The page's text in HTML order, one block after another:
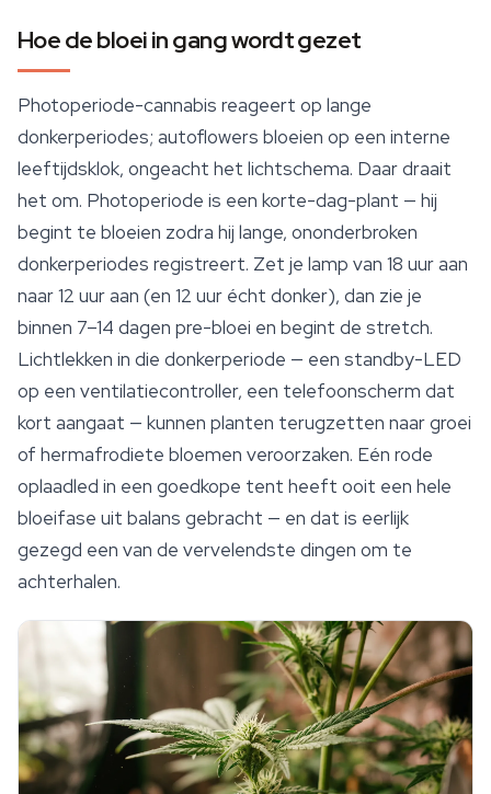
Hoe de bloei in gang wordt gezet
Photoperiode-cannabis reageert op lange
donkerperiodes; autoflowers bloeien op een interne
leeftijdsklok, ongeacht het lichtschema. Daar draait
het om. Photoperiode is een korte-dag-plant — hij
begint te bloeien zodra hij lange, ononderbroken
donkerperiodes registreert. Zet je lamp van 18 uur aan
naar 12 uur aan (en 12 uur écht donker), dan zie je
binnen 7–14 dagen pre-bloei en begint de stretch.
Lichtlekken in die donkerperiode — een standby-LED
op een ventilatiecontroller, een telefoonscherm dat
kort aangaat — kunnen planten terugzetten naar groei
of hermafrodiete bloemen veroorzaken. Eén rode
oplaadled in een goedkope tent heeft ooit een hele
bloeifase uit balans gebracht — en dat is eerlijk
gezegd een van de vervelendste dingen om te
achterhalen.